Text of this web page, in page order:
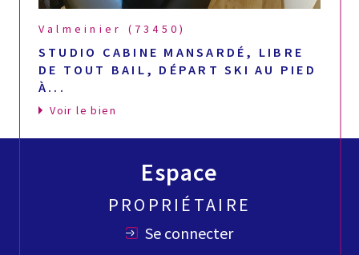
Valmeinier (73450)
STUDIO CABINE MANSARDÉ, LIBRE
DE TOUT BAIL, DÉPART SKI AU PIED
À...
Voir le bien
Espace
PROPRIÉTAIRE
Se connecter